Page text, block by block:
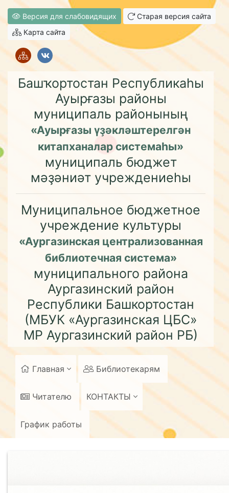
Версия для слабовидящих
Старая версия сайта
Карта сайта
Башҡортостан Республикаһы
Ауырғазы районы
муниципаль районының
«Ауырғазы үҙәкләштерелгән
китапханалар системаһы»
муниципаль бюджет
мәҙәниәт учреждениеһы
Муниципальное бюджетное
учреждение культуры
«Аургазинская централизованная
библиотечная система»
муниципального района
Аургазинский район
Республики Башкортостан
(МБУК «Аургазинская ЦБС»
МР Аургазинский район РБ)
Главная Библиотекарям
Читателю КОНТАКТЫ
График работы